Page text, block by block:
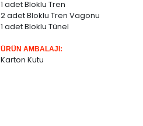
1 adet Bloklu Tren
2 adet Bloklu Tren Vagonu
1 adet Bloklu Tünel
ÜRÜN AMBALAJI:
Karton Kutu